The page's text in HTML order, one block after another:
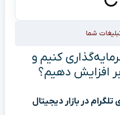
شما
کنیم و
در بازار دیجیتال